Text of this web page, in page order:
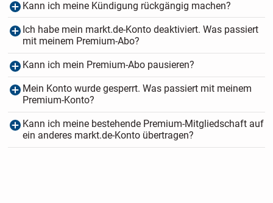
Kann ich meine Kündigung rückgängig machen?
Ich habe mein markt.de-Konto deaktiviert. Was passiert
mit meinem Premium-Abo?
Kann ich mein Premium-Abo pausieren?
Mein Konto wurde gesperrt. Was passiert mit meinem
Premium-Konto?
Kann ich meine bestehende Premium-Mitgliedschaft auf
ein anderes markt.de-Konto übertragen?